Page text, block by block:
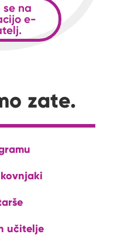
se na
e-
zate.
učitelje